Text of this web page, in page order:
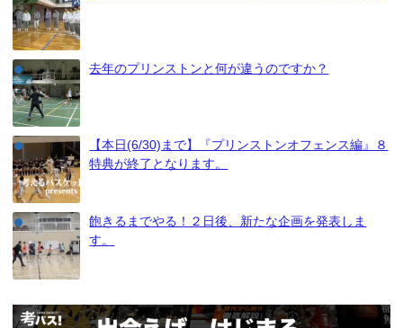
去年のプリンストンと何が違うのですか？
【本日(6/30)まで】『プリンストンオフェンス編』８
特典が終了となります。
飽きるまでやる！２日後、新たな企画を発表しま
す。